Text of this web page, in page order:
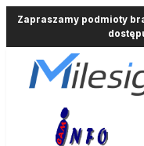
Zapraszamy podmioty